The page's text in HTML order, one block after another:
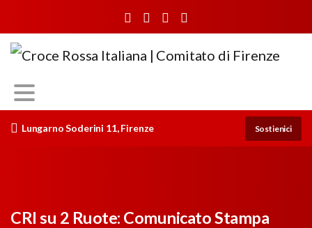
Lungarno Soderini 11, Firenze Sostienici
CRI su 2 Ruote: Comunicato Stampa